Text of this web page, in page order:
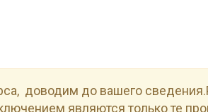
доводим до вашего
являются только те